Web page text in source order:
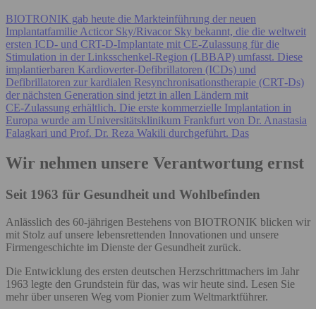
BIOTRONIK gab heute die Markteinführung der neuen
Implantatfamilie Acticor Sky/Rivacor Sky bekannt, die die weltweit
ersten ICD- und CRT-D-Implantate mit CE-Zulassung für die
Stimulation in der Linksschenkel-Region (LBBAP) umfasst. Diese
implantierbaren Kardioverter‑Defibrillatoren (ICDs) und
Defibrillatoren zur kardialen Resynchronisationstherapie (CRT‑Ds)
der nächsten Generation sind jetzt in allen Ländern mit
CE‑Zulassung erhältlich. Die erste kommerzielle Implantation in
Europa wurde am Universitätsklinikum Frankfurt von Dr. Anastasia
Falagkari und Prof. Dr. Reza Wakili durchgeführt. Das
Wir nehmen unsere Verantwortung ernst
Seit 1963 für Gesundheit und Wohlbefinden
Anlässlich des 60-jährigen Bestehens von BIOTRONIK blicken wir
mit Stolz auf unsere lebensrettenden Innovationen und unsere
Firmengeschichte im Dienste der Gesundheit zurück. ​
Die Entwicklung des ersten deutschen Herzschrittmachers im Jahr
1963 legte den Grundstein für das, was wir heute sind. Lesen Sie
mehr über unseren Weg vom Pionier zum Weltmarktführer.